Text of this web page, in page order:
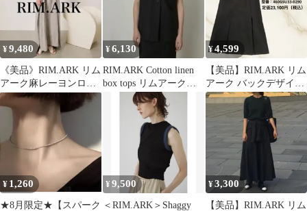
¥9,480
《美品》RIM.ARK リム
アーク麻レーヨンロン
グワンピース ルーズ
サマードレス
¥6,130
RIM.ARK Cotton linen
box tops リムアーク
¥4,599
【美品】RIM.ARK リム
アーク バックデザイン
ジャンパースカート 36
¥ 1,260
★8月限定★【スパーク
¥9,500
＜RIM.ARK＞Shaggy
¥3,300
【美品】RIM.ARK リム